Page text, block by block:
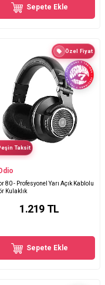
Sepete Ekle
Özel Fiyat
Taksit
80 - Profesyonel Yarı Açık Kablolu
Kulaklık
1.219 TL
Sepete Ekle